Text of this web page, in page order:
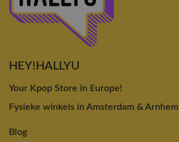
HEY!HALLYU
Your Kpop Store in Europe!
Fysieke winkels in Amsterdam & Arnhem
Blog